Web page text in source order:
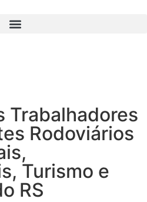
Trabalhadores
Rodoviários
Turismo e
RS